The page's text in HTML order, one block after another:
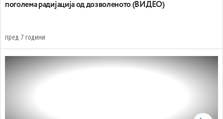
поголема радијација од дозволеното (ВИДЕО)
пред 7 години